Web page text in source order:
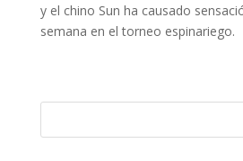
y el chino Sun ha causado
semana en el torneo espinariego.